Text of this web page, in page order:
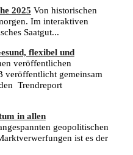
2025 Von historischen
Im interaktiven
Saatgut...
flexibel und
veröffentlichen
veröffentlicht gemeinsam
Trendreport
in allen
geopolitischen
ist es der